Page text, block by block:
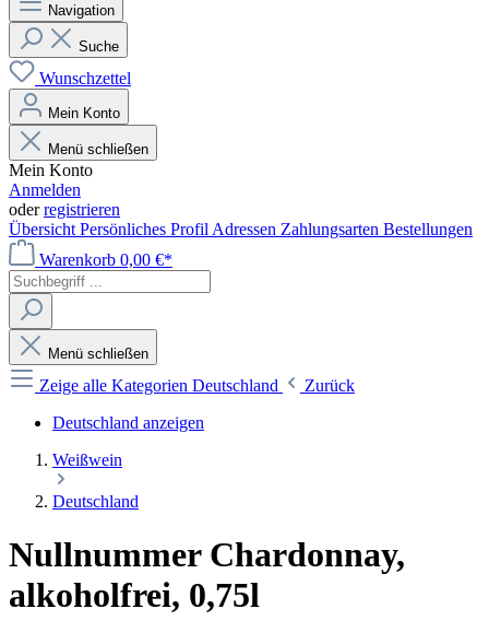
Navigation
Suche
Wunschzettel
Mein Konto
Menü schließen
Mein Konto
Anmelden
oderregistrieren
Übersicht Persönliches Profil Adressen Zahlungsarten Bestellungen
Warenkorb 0,00 €*
Menü schließen
Zeige alle Kategorien Deutschland
Zurück
Deutschland anzeigen
Weißwein
Deutschland
Nullnummer Chardonnay,
alkoholfrei, 0,75l